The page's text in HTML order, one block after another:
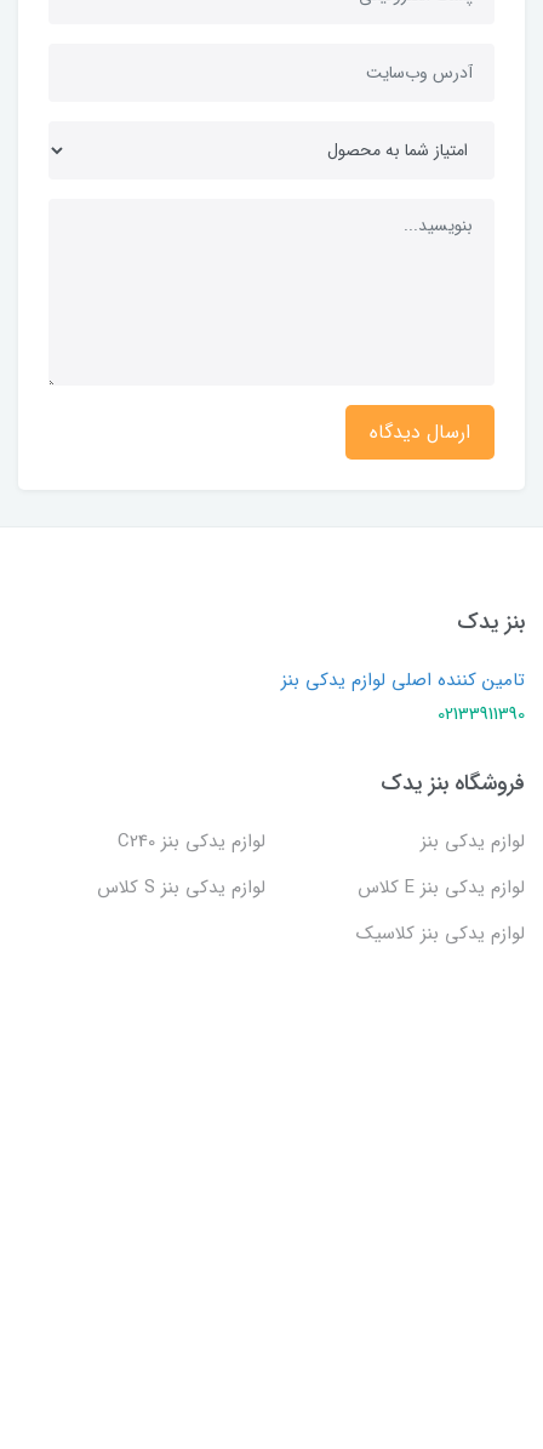
ارسال دیدگاه
بنز یدک
تامین کننده اصلی لوازم یدکی بنز
02133911390
فروشگاه بنز یدک
لوازم یدکی بنز
لوازم یدکی بنز C240
لوازم یدکی بنز E کلاس
لوازم یدکی بنز S کلاس
لوازم یدکی بنز کلاسیک